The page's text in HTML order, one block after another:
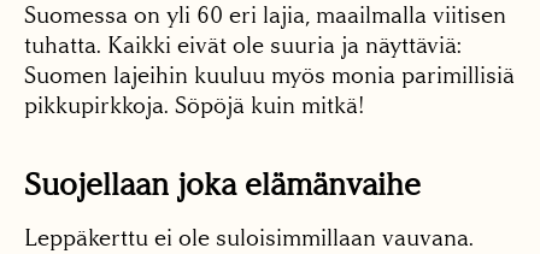
Suomessa on yli 60 eri lajia, maailmalla viitisen
tuhatta. Kaikki eivät ole suuria ja näyttäviä:
Suomen lajeihin kuuluu myös monia parimillisiä
pikkupirkkoja. Söpöjä kuin mitkä!
Suojellaan joka elämänvaihe
Leppäkerttu ei ole suloisimmillaan vauvana.